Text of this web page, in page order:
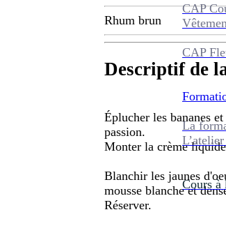
CAP
CAP
La
Cours à
Rhum brun
Descriptif de
Éplucher les bananes
passion.
Monter la crème
Blanchir les jaunes
mousse blanche et
Réserver.